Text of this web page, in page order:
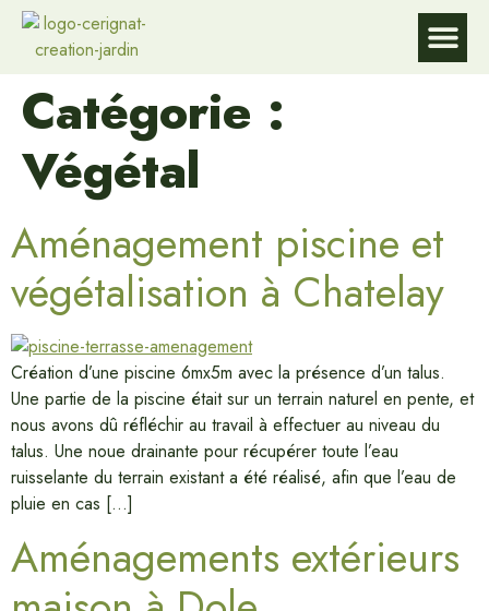
Catégorie :
Végétal
Aménagement piscine et
végétalisation à Chatelay
Création d’une piscine 6mx5m avec la présence d’un talus.
Une partie de la piscine était sur un terrain naturel en pente, et
nous avons dû réfléchir au travail à effectuer au niveau du
talus. Une noue drainante pour récupérer toute l’eau
ruisselante du terrain existant a été réalisé, afin que l’eau de
pluie en cas […]
Aménagements extérieurs